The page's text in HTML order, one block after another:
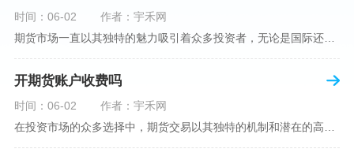
时间：06-02
作者：宇禾网
期货市场一直以其独特的魅力吸引着众多投资者，无论是国际还是国内场景下，其波澜壮阔的市场行情都给予了投资者无限遐想。今天，我们将深入探讨一个特别的问题——"国内期货可以做空吗"？这个问题不仅关乎投资者的策略布局，更涉及到期货市场机制的基本理解。在深入探讨之前，我们首先需要明确几个期货市场的基础概念。期货，是指在标准化合约基础上，双方承诺在未来某一特定时间以约定价格买卖一定数量的商品或金融产品的合约。它允訸投资者通过买入（做多）或卖出（做空）合约来预测未来价格的变动。我们来揭开国
开期货账户收费吗
时间：06-02
作者：宇禾网